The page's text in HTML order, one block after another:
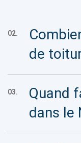
02.
de
03.
Quand
dans le